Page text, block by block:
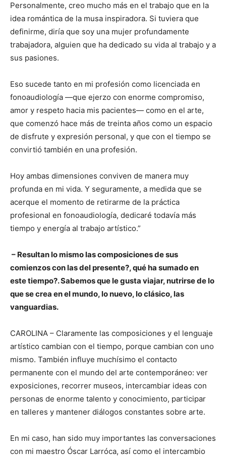
Personalmente, creo mucho más en el trabajo que en la
idea romántica de la musa inspiradora. Si tuviera que
definirme, diría que soy una mujer profundamente
trabajadora, alguien que ha dedicado su vida al trabajo y a
sus pasiones.
Eso sucede tanto en mi profesión como licenciada en
fonoaudiología —que ejerzo con enorme compromiso,
amor y respeto hacia mis pacientes— como en el arte,
que comenzó hace más de treinta años como un espacio
de disfrute y expresión personal, y que con el tiempo se
convirtió también en una profesión.
Hoy ambas dimensiones conviven de manera muy
profunda en mi vida. Y seguramente, a medida que se
acerque el momento de retirarme de la práctica
profesional en fonoaudiología, dedicaré todavía más
tiempo y energía al trabajo artístico.”
– Resultanlo mismo las composiciones de sus
comienzos con las del presente?, qué ha sumado en
este tiempo?. Sabemos que le gusta viajar, nutrirse de lo
que se crea en el mundo, lo nuevo, lo clásico, las
vanguardias.
CAROLINA – Claramente las composiciones y el lenguaje
artístico cambian con el tiempo, porque cambian con uno
mismo. También influye muchísimo el contacto
permanente con el mundo del arte contemporáneo: ver
exposiciones, recorrer museos, intercambiar ideas con
personas de enorme talento y conocimiento, participar
en talleres y mantener diálogos constantes sobre arte.
En mi caso, han sido muy importantes las conversaciones
con mi maestro Óscar Larróca, así como el intercambio